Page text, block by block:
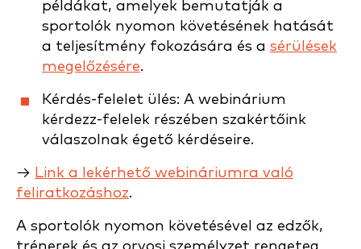
példákat, amelyek bemutatják a
sportolók nyomon követésének hatását
a teljesítmény fokozására és a sérülések
megelőzésére.
Kérdés-felelet ülés: A webinárium
kérdezz-felelek részében szakértőink
válaszolnak égető kérdéseire.
→ Link a lekérhető webináriumra való
feliratkozáshoz.
A sportolók nyomon követésével az edzők,